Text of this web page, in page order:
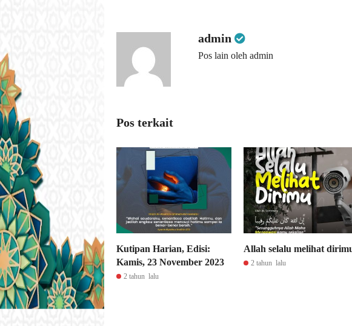
admin
Pos lain oleh admin
Pos terkait
Kutipan Harian, Edisi:
Kamis, 23 November 2023
2 tahun lalu
Allah selalu melihat
2 tahun lalu